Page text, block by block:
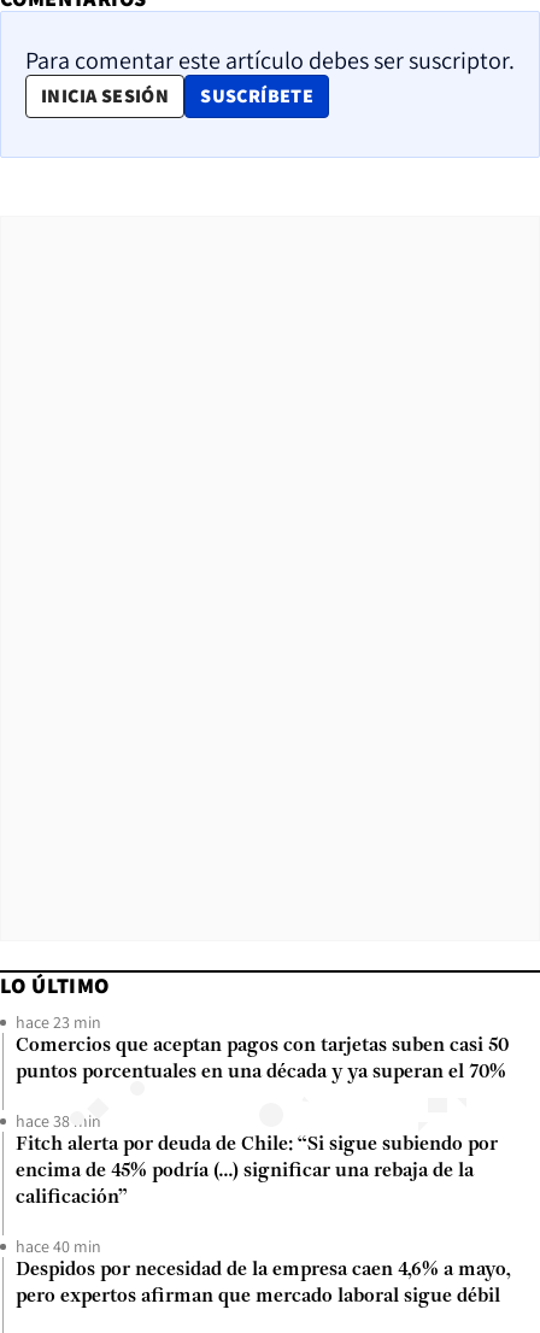
Para comentar este artículo debes ser suscriptor.
INICIA SESIÓN SUSCRÍBETE
OPENS IN NEW WINDOW
LO ÚLTIMO
hace 23 min
Comercios que aceptan pagos con tarjetas suben casi 50
puntos porcentuales en una década y ya superan el 70%
hace 38 min
Fitch alerta por deuda de Chile: “Si sigue subiendo por
encima de 45% podría (...) significar una rebaja de la
calificación”
hace 40 min
Despidos por necesidad de la empresa caen 4,6% a mayo,
pero expertos afirman que mercado laboral sigue débil